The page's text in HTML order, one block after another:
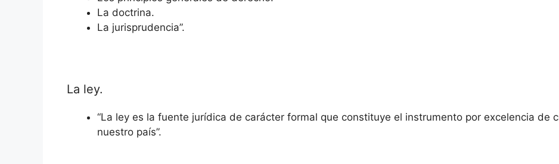
La doctrina.
La jurisprudencia”.
La ley.
“La ley es la fuente jurídica de carácter formal que constituye el instrumento por excelencia de
nuestro país”.